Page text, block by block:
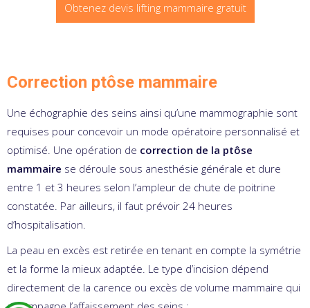
Obtenez devis lifting mammaire gratuit
Correction ptôse mammaire
Une échographie des seins ainsi qu’une mammographie sont
requises pour concevoir un mode opératoire personnalisé et
optimisé. Une opération de correction de la ptôse
mammaire se déroule sous anesthésie générale et dure
entre 1 et 3 heures selon l’ampleur de chute de poitrine
constatée. Par ailleurs, il faut prévoir 24 heures
d’hospitalisation.
La peau en excès est retirée en tenant en compte la symétrie
et la forme la mieux adaptée. Le type d’incision dépend
directement de la carence ou excès de volume mammaire qui